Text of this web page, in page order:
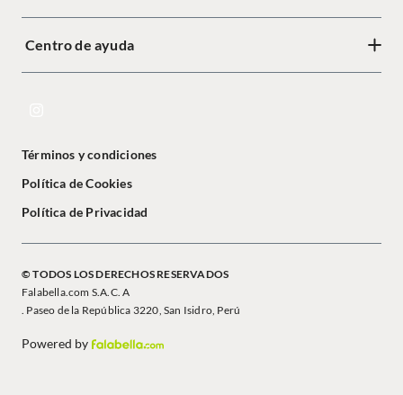
Centro de ayuda
Términos y condiciones
Política de Cookies
Política de Privacidad
© TODOS LOS DERECHOS RESERVADOS
Falabella.com S.A.C. A
. Paseo de la República 3220, San Isidro, Perú
Powered by